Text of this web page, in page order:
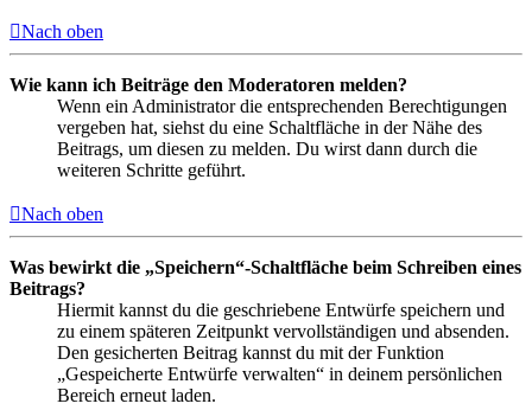
Nach oben
Wie kann ich Beiträge den Moderatoren melden?
Wenn ein Administrator die entsprechenden Berechtigungen
vergeben hat, siehst du eine Schaltfläche in der Nähe des
Beitrags, um diesen zu melden. Du wirst dann durch die
weiteren Schritte geführt.
Nach oben
Was bewirkt die „Speichern“-Schaltfläche beim Schreiben eines
Beitrags?
Hiermit kannst du die geschriebene Entwürfe speichern und
zu einem späteren Zeitpunkt vervollständigen und absenden.
Den gesicherten Beitrag kannst du mit der Funktion
„Gespeicherte Entwürfe verwalten“ in deinem persönlichen
Bereich erneut laden.